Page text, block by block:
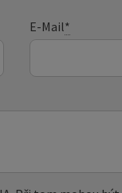
E-Mail*